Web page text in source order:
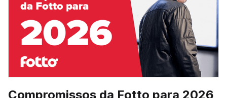
Compromissos da Fotto para 2026